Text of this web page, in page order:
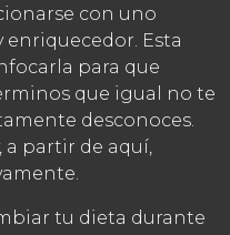
con uno
enriquecedor. Esta
para que
que igual no te
desconoces.
a partir de aquí,
tu dieta durante